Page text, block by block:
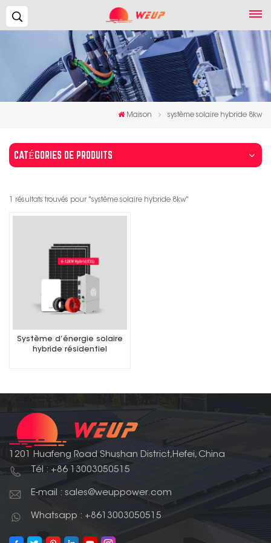
Maison système solaire hybride 8kw
CATÉGORIES DE PRODUITS
1 résultats trouvés pour "système solaire hybride 8kw"
Système d’énergie solaire
hybride résidentiel
1201 Huafeng Road Shushan District,Hefei, China
Tél : +86 13003050515
E-mail : sales@weuppower.com
Whatsapp : +8613003050515